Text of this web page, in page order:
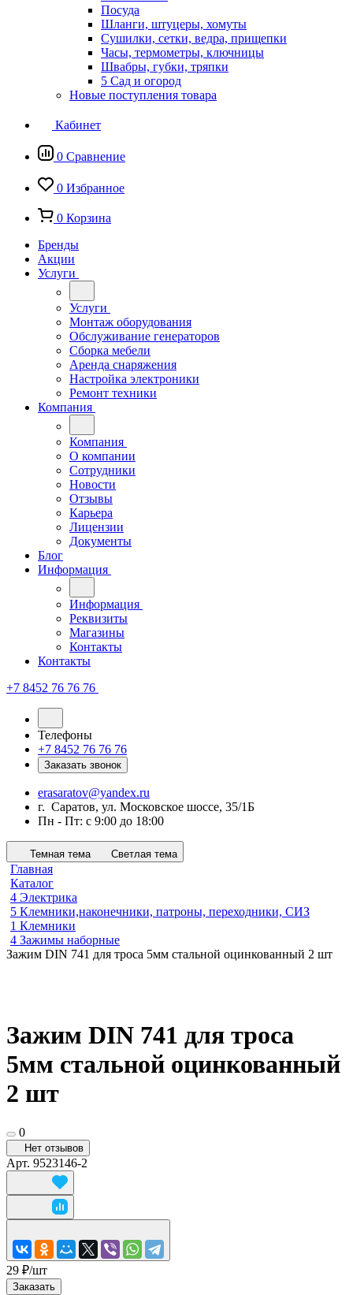
Посуда
Шланги, штуцеры, хомуты
Сушилки, сетки, ведра, прищепки
Часы, термометры, ключницы
Швабры, губки, тряпки
5 Сад и огород
Новые поступления товара
Кабинет
0 Сравнение
0 Избранное
0 Корзина
Бренды
Акции
Услуги
Услуги
Монтаж оборудования
Обслуживание генераторов
Сборка мебели
Аренда снаряжения
Настройка электроники
Ремонт техники
Компания
Компания
О компании
Сотрудники
Новости
Отзывы
Карьера
Лицензии
Документы
Блог
Информация
Информация
Реквизиты
Магазины
Контакты
Контакты
+7 8452 76 76 76
Телефоны
+7 8452 76 76 76
Заказать звонок
erasaratov@yandex.ru
г. Саратов, ул. Московское шоссе, 35/1Б
Пн - Пт: с 9:00 до 18:00
Темная тема Светлая тема
Главная
Каталог
4 Электрика
5 Клемники,наконечники, патроны, переходники, СИЗ
1 Клемники
4 Зажимы наборные
Зажим DIN 741 для троса 5мм стальной оцинкованный 2 шт
Зажим DIN 741 для троса
5мм стальной оцинкованный
2 шт
0
Нет отзывов
Арт. 9523146-2
29 ₽/шт
Заказать